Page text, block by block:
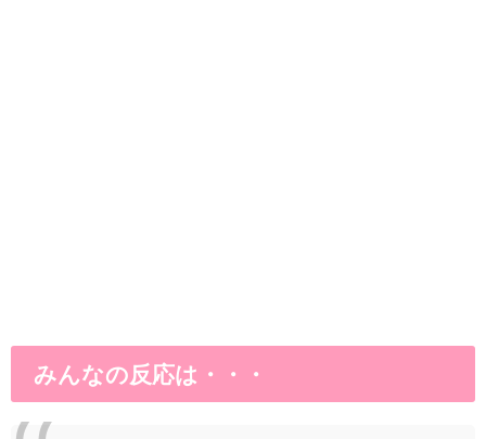
みんなの反応は・・・